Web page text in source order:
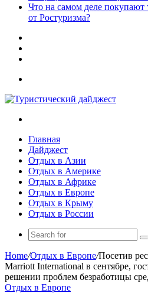
Что на самом деле
от Ростуризма?
Главная
Дайджест
Отдых в Азии
Отдых в Америке
Отдых в Африке
Отдых в Европе
Отдых в Крыму
Отдых в России
Home/Отдых в Европе/Посетив
Marriott International в сентябре,
решении проблем безработицы
Отдых в Европе